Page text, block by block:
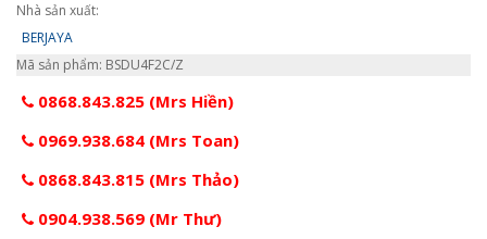
Nhà sản xuất:
BERJAYA
Mã sản phẩm: BSDU4F2C/Z
0868.843.825 (Mrs Hiền)
0969.938.684 (Mrs Toan)
0868.843.815 (Mrs Thảo)
0904.938.569 (Mr Thư)